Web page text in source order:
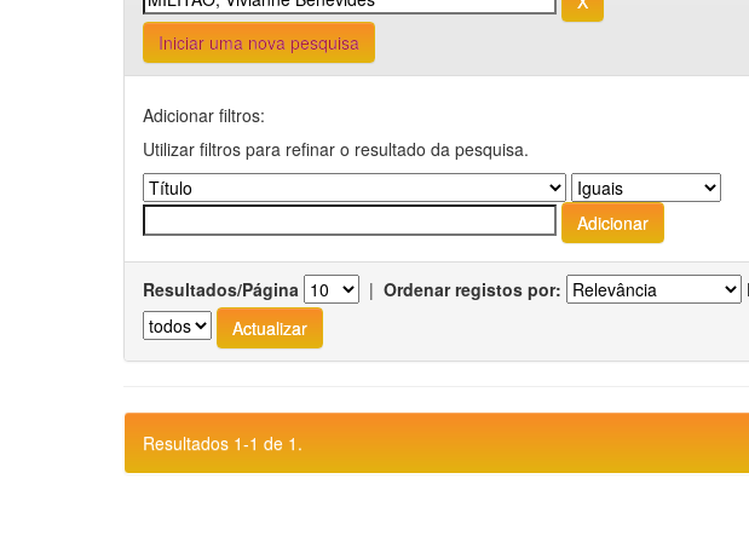
Iniciar uma nova pesquisa
Adicionar filtros:
Utilizar filtros para refinar o resultado da pesquisa.
Resultados/Página | Ordenar registos por:
Resultados 1-1 de 1.